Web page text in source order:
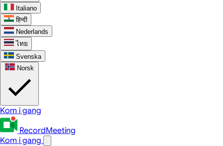
Italiano
हिन्दी
Nederlands
ไทย
Svenska
Norsk
Kom i gang
RecordMeeting
Kom i gang